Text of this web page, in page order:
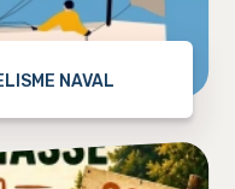
NAVAL